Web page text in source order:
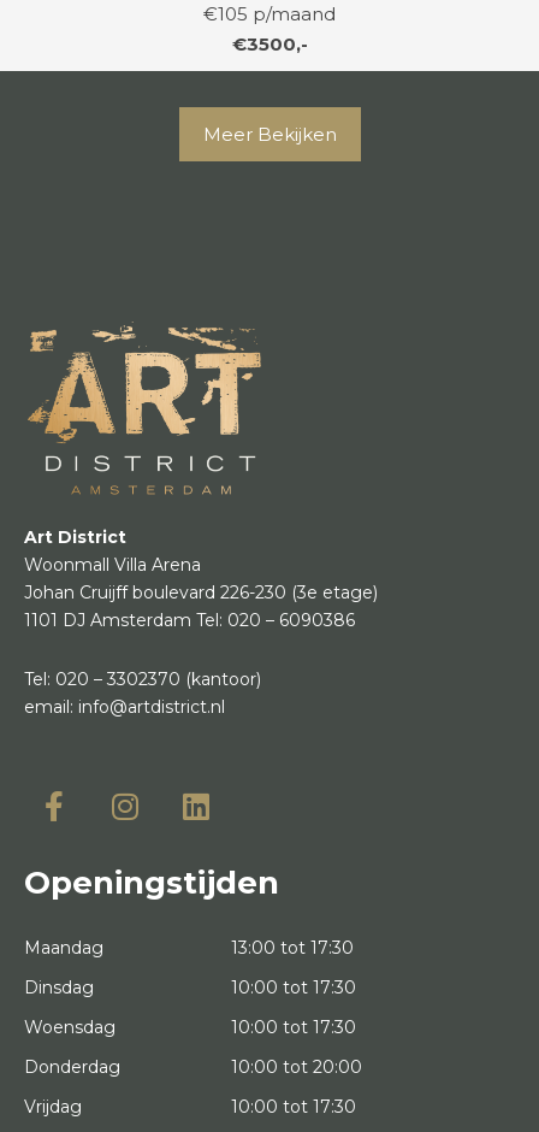
€105 p/maand
€3500,-
Meer Bekijken
Art District
Woonmall Villa Arena
Johan Cruijff boulevard 226-230 (3e etage)
1101 DJ Amsterdam Tel: 020 – 6090386
Tel: 020 – 3302370 (kantoor)
email: info@artdistrict.nl
Openingstijden
Maandag
13:00 tot 17:30
Dinsdag
10:00 tot 17:30
Woensdag
10:00 tot 17:30
Donderdag
10:00 tot 20:00
Vrijdag
10:00 tot 17:30